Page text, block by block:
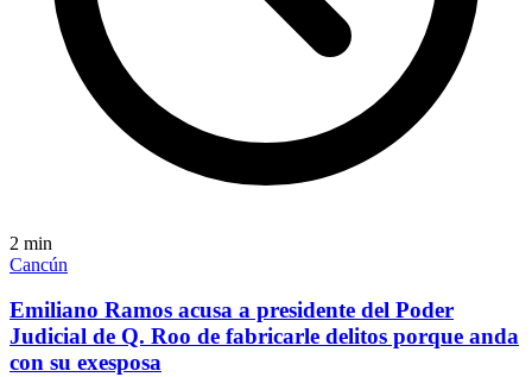
2 min
Cancún
Emiliano Ramos acusa a presidente del Poder
Judicial de Q. Roo de fabricarle delitos porque anda
con su exesposa